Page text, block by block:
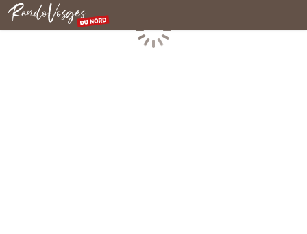
Rando Vosges du Nord
Chargement